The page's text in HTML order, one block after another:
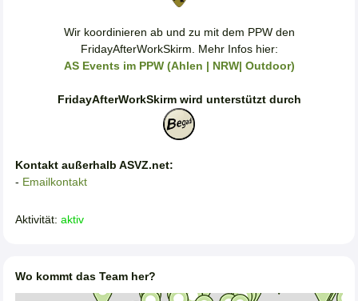
Wir koordinieren ab und zu mit dem PPW den
FridayAfterWorkSkirm. Mehr Infos hier:
AS Events im PPW (Ahlen | NRW| Outdoor)
FridayAfterWorkSkirm wird unterstützt durch
Kontakt außerhalb ASVZ.net:
- Emailkontakt
Aktivität: aktiv
Wo kommt das Team her?